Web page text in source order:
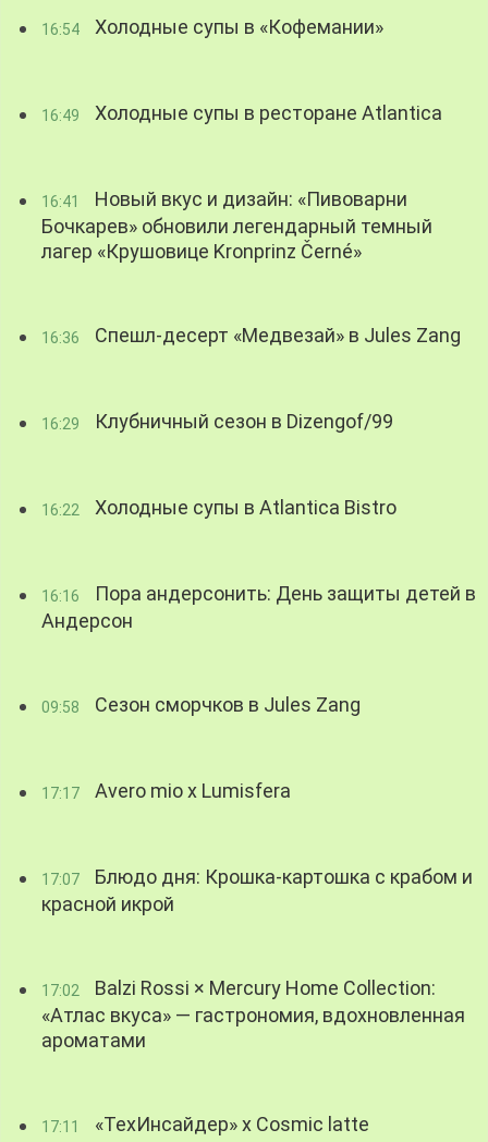
16:54 Холодные супы в «Кофемании»
16:49 Холодные супы в ресторане Atlantica
16:41
Новый вкус и дизайн: «Пивоварни
Бочкарев» обновили легендарный темный
лагер «Крушовице Kronprinz Černé»
16:36 Спешл-десерт «Медвезай» в Jules Zang
16:29 Клубничный сезон в Dizengof/99
16:22 Холодные супы в Atlantica Bistro
16:16
Пора андерсонить: День защиты детей в
Андерсон
09:58 Сезон сморчков в Jules Zang
17:17 Avero mio x Lumisfera
17:07
Блюдо дня: Крошка-картошка с крабом и
красной икрой
17:02
Balzi Rossi × Mercury Home Collection:
«Атлас вкуса» — гастрономия, вдохновленная
ароматами
17:11 «ТехИнсайдер» х Cosmic latte